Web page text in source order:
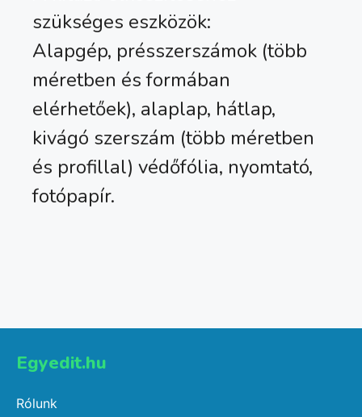
szükséges eszközök:
Alapgép, présszerszámok (több
méretben és formában
elérhetőek), alaplap, hátlap,
kivágó szerszám (több méretben
és profillal) védőfólia, nyomtató,
fotópapír.
Egyedit.hu
Rólunk